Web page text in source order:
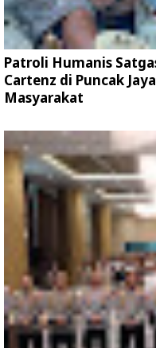
Patroli Humanis
Cartenz di Puncak
Masyarakat